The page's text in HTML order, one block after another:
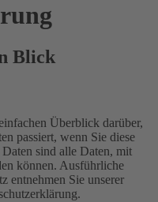
Blick
Überblick darüber,
passiert, wenn Sie diese
Daten sind alle Daten, mit
können. Ausführliche
entnehmen Sie unserer